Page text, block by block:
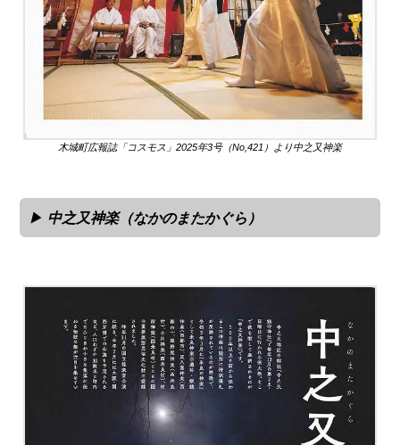
木城町広報誌「コスモス」2025年3号（No,421）より中之又神楽
中之又神楽（なかのまたかぐら）